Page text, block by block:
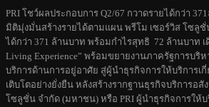
PRI โชว์ผลประกอบการ Q2/67 กวาดรายได้กว่า
มิติมุ่งมั่นสร้างรายได้ตามแผน พรีโม เซอร์วิส โซลูชั่
ได้กว่า 371 ล้านบาท พร้อมกำไรสุทธิ 72 ล้านบาท
Living Experience” พร้อมขยายงานภาครัฐการบริ
บริการด้านการอยู่อาศัย สู่ผู้นำธุรกิจการให้บริการเ
เติบโตอย่างยั่งยืน หลังสร้างรากฐานธุรกิจบริการอ
โซลูชั่น จำกัด (มหาชน) หรือ PRI ผู้นำธุรกิจการให้